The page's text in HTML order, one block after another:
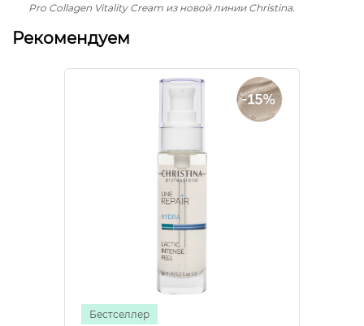
Pro Collagen Vitality Cream из новой линии Christina.
Рекомендуем
Бестселлер